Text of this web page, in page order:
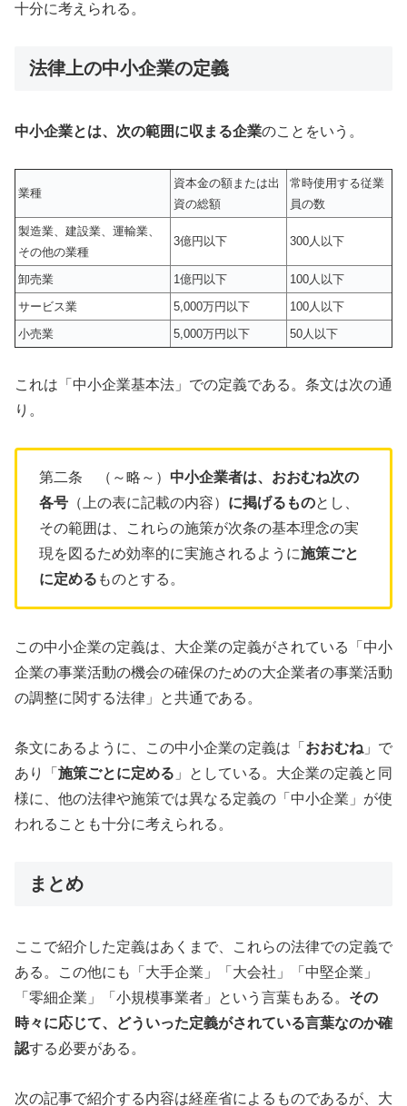
十分に考えられる。
法律上の中小企業の定義
中小企業とは、次の範囲に収まる企業のことをいう。
業種
資本金の額または出
資の総額
常時使用する従業
員の数
製造業、建設業、運輸業、
その他の業種
3億円以下 300人以下
卸売業 1億円以下
100人以下
サービス業
5,000万円以下
100人以下
小売業
5,000万円以下 50人以下
これは「中小企業基本法」での定義である。条文は次の通
り。
第二条 （～略～） 中小企業者は、おおむね次の
各号 （上の表に記載の内容） に掲げるものとし、
その範囲は、これらの施策が次条の基本理念の実
現を図るため効率的に実施されるように施策ごと
に定める ものとする。
この中小企業の定義は、大企業の定義がされている「中小
企業の事業活動の機会の確保のための大企業者の事業活動
の調整に関する法律」と共通である。
条文にあるように、この中小企業の定義は「 おおむね 」で
あり「 施策ごとに定める 」としている。大企業の定義と同
様に、他の法律や施策では異なる定義の「中小企業」が使
われることも十分に考えられる。
まとめ
ここで紹介した定義はあくまで、これらの法律での定義で
ある。この他にも「大手企業」「大会社」「中堅企業」
「零細企業」「小規模事業者」という言葉もある。 その
時々に応じて、どういった定義がされている言葉なのか確
認する必要がある。
次の記事で紹介する内容は経産省によるものであるが、大